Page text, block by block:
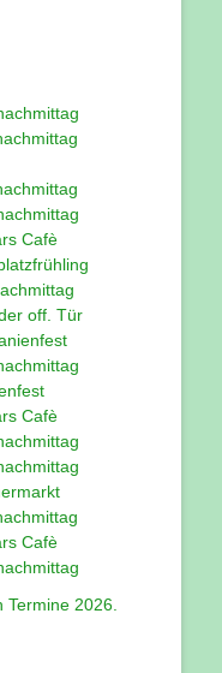
Cafè
off. Tür
Cafè
Cafè
Termine 2026